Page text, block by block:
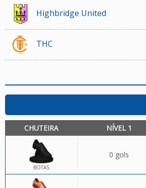
Highbridge United
THC
CHUTEIRA NÍVEL 1
BOTAS
0 gols